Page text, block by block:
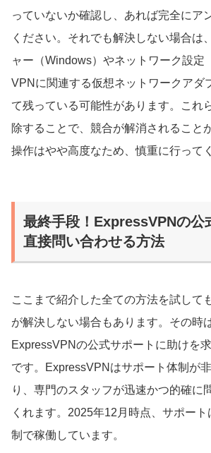
っていないか確認し、あれば完全にア
ください。それでも解決しない場合は
ャー（Windows）やネットワーク設定
VPNに関連する仮想ネットワークアダ
て残っている可能性があります。これ
除することで、競合が解消されること
操作はやや高度なため、慎重に行って
最終手段！ExpressVPNの公
直接問い合わせる方法
ここまで紹介した全ての方法を試して
が解決しない場合もあります。その時
ExpressVPNの公式サポートに助けを
です。ExpressVPNはサポート体制が
り、専門のスタッフが迅速かつ的確に
くれます。2025年12月時点、サポー
制で稼働しています。